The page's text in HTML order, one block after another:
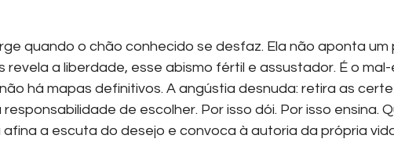
quando o chão conhecido se desfaz. Ela não aponta um
revela a liberdade, esse abismo fértil e assustador. É o
há mapas definitivos. A angústia desnuda: retira as
de escolher. Por isso dói. Por isso ensina.
a escuta do desejo e convoca à autoria da própria